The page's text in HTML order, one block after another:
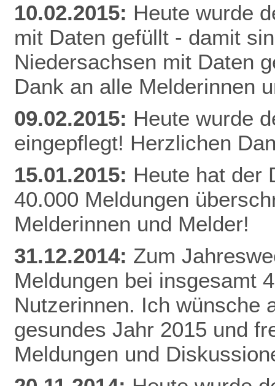
10.02.2015: Heute wurde
mit Daten gefüllt - damit
Niedersachsen mit Daten
Dank an alle Melderinnen
09.02.2015: Heute wurde
eingepflegt! Herzlichen Da
15.01.2015: Heute hat der
40.000 Meldungen
Melderinnen und Melder!
31.12.2014: Zum
Meldungen bei insgesamt
Nutzerinnen. Ich wünsche
gesundes Jahr 2015 und
Meldungen und